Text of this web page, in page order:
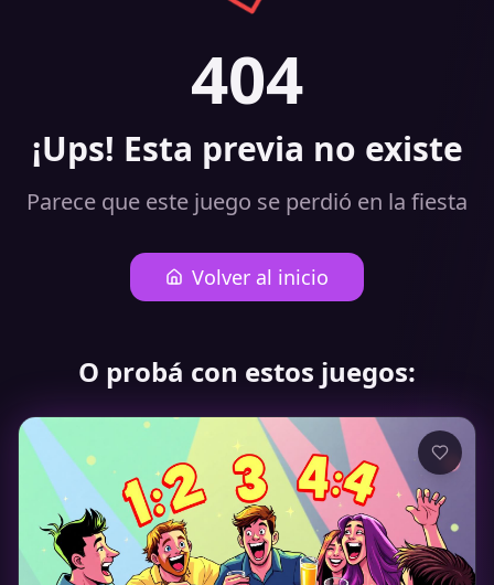
404
¡Ups! Esta previa no existe
Parece que este juego se perdió en la fiesta
Volver al inicio
O probá con estos juegos: